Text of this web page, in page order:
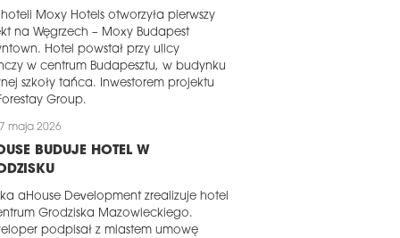
hoteli Moxy Hotels otworzyła pierwszy
na Węgrzech – Moxy Budapest
Hotel powstał przy ulicy
w centrum Budapesztu, w budynku
szkoły tańca. Inwestorem projektu
Group.
maja 2026
BUDUJE HOTEL W
aHouse Development zrealizuje hotel
Grodziska Mazowieckiego.
podpisał z miastem umowę